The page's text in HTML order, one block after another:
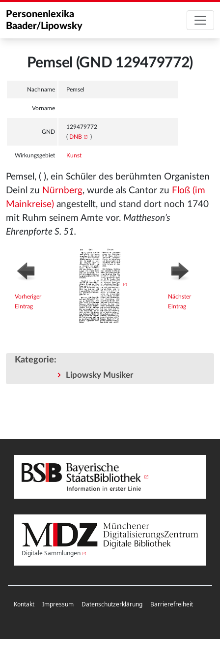
Personenlexika
Baader/Lipowsky
Pemsel (GND 129479772)
Nachname Pemsel
Vorname
GND
129479772
( DNB )
Wirkungsgebiet Kunst
Pemsel, ( ), ein Schüler des berühmten Organisten
Deinl zu Nürnberg, wurde als Cantor zu Floß (im
Mainkreise) angestellt, und stand dort noch 1740
mit Ruhm seinem Amte vor. Mattheson’s
Ehrenpforte S. 51.
Vorheriger
Eintrag
Nächster
Eintrag
Kategorie:
Lipowsky Musiker
Digitale Sammlungen
Kontakt Impressum Datenschutzerklärung Barrierefreiheit